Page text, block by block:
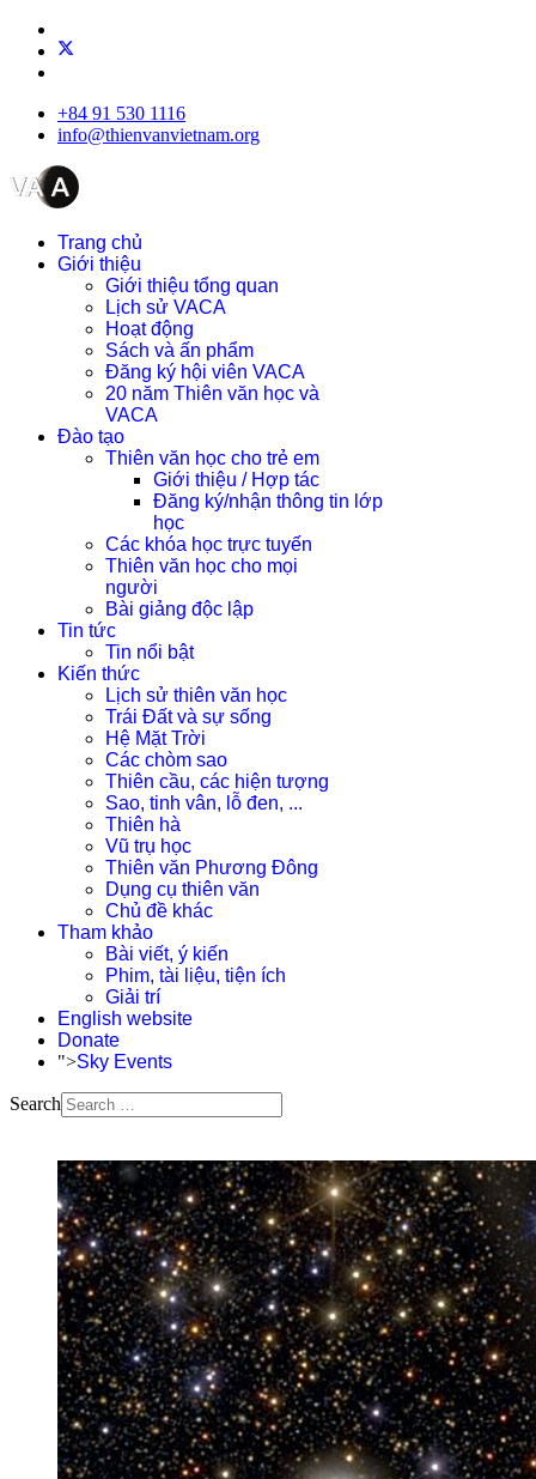
+84 91 530 1116
info@thienvanvietnam.org
Trang chủ
Giới thiệu
Giới thiệu tổng quan
Lịch sử VACA
Hoạt động
Sách và ấn phẩm
Đăng ký hội viên VACA
20 năm Thiên văn học và
VACA
Đào tạo
Thiên văn học cho trẻ em
Giới thiệu / Hợp tác
Đăng ký/nhận thông tin lớp
học
Các khóa học trực tuyến
Thiên văn học cho mọi
người
Bài giảng độc lập
Tin tức
Tin nổi bật
Kiến thức
Lịch sử thiên văn học
Trái Đất và sự sống
Hệ Mặt Trời
Các chòm sao
Thiên cầu, các hiện tượng
Sao, tinh vân, lỗ đen, ...
Thiên hà
Vũ trụ học
Thiên văn Phương Đông
Dụng cụ thiên văn
Chủ đề khác
Tham khảo
Bài viết, ý kiến
Phim, tài liệu, tiện ích
Giải trí
English website
Donate
">Sky Events
Search